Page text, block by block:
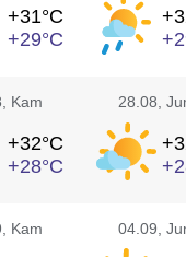
+31°C
+29°C
, Kam
+32°C
+28°C
28.08 ,
, Kam 04.09 ,